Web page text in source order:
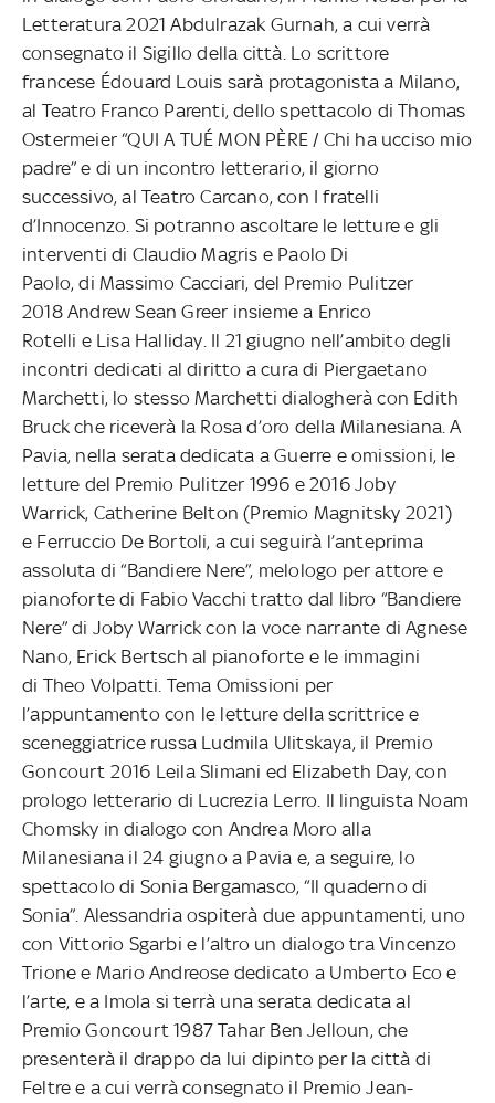
Letteratura 2021 Abdulrazak Gurnah, a cui verrà
consegnato il Sigillo della città. Lo scrittore
francese Édouard Louis sarà protagonista a Milano,
al Teatro Franco Parenti, dello spettacolo di Thomas
Ostermeier “QUI A TUÉ MON PÈRE / Chi ha ucciso mio
padre” e di un incontro letterario, il giorno
successivo, al Teatro Carcano, con I fratelli
d’Innocenzo. Si potranno ascoltare le letture e gli
interventi di Claudio Magris e Paolo Di
Paolo, di Massimo Cacciari, del Premio Pulitzer
2018 Andrew Sean Greer insieme a Enrico
Rotelli e Lisa Halliday. Il 21 giugno nell’ambito degli
incontri dedicati al diritto a cura di Piergaetano
Marchetti, lo stesso Marchetti dialogherà con Edith
Bruck che riceverà la Rosa d’oro della Milanesiana. A
Pavia, nella serata dedicata a Guerre e omissioni, le
letture del Premio Pulitzer 1996 e 2016 Joby
Warrick, Catherine Belton (Premio Magnitsky 2021)
e Ferruccio De Bortoli, a cui seguirà l’anteprima
assoluta di “Bandiere Nere”, melologo per attore e
pianoforte di Fabio Vacchi tratto dal libro “Bandiere
Nere” di Joby Warrick con la voce narrante di Agnese
Nano, Erick Bertsch al pianoforte e le immagini
di Theo Volpatti. Tema Omissioni per
l’appuntamento con le letture della scrittrice e
sceneggiatrice russa Ludmila Ulitskaya, il Premio
Goncourt 2016 Leila Slimani ed Elizabeth Day, con
prologo letterario di Lucrezia Lerro. Il linguista Noam
Chomsky in dialogo con Andrea Moro alla
Milanesiana il 24 giugno a Pavia e, a seguire, lo
spettacolo di Sonia Bergamasco, “Il quaderno di
Sonia”. Alessandria ospiterà due appuntamenti, uno
con Vittorio Sgarbi e l’altro un dialogo tra Vincenzo
Trione e Mario Andreose dedicato a Umberto Eco e
l’arte, e a Imola si terrà una serata dedicata al
Premio Goncourt 1987 Tahar Ben Jelloun, che
presenterà il drappo da lui dipinto per la città di
Feltre e a cui verrà consegnato il Premio Jean-